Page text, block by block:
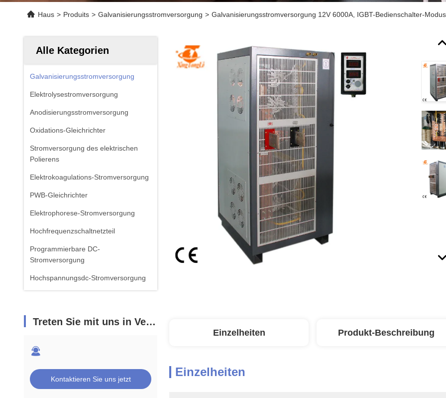
Haus > Produits > Galvanisierungsstromversorgung > Galvanisierungsstromversorgung 12V 6000A, IGBT-Bedienschalter-
Alle Kategorien
Galvanisierungsstromversorgung
Elektrolysestromversorgung
Anodisierungsstromversorgung
Oxidations-Gleichrichter
Stromversorgung des elektrischen
Polierens
Elektrokoagulations-Stromversorgung
PWB-Gleichrichter
Elektrophorese-Stromversorgung
Hochfrequenzschaltnetzteil
Programmierbare DC-
Stromversorgung
Hochspannungsdc-Stromversorgung
Treten Sie mit uns in Verbindung
Kontaktieren Sie uns jetzt
Einzelheiten Produkt-Beschreibung
Einzelheiten